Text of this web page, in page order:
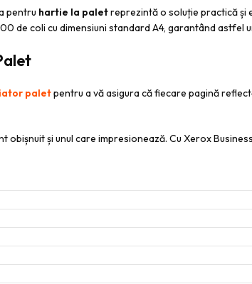
pentru hartie la paletreprezintă o soluție practică și
de coli cu dimensiuni standard A4, garantând astfel
paletpentru a vă asigura că fiecare pagină
și unul care impresionează. Cu Xerox